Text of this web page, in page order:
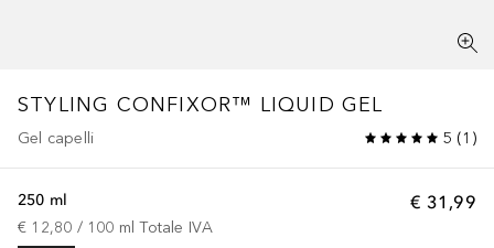
STYLING CONFIXOR™ LIQUID GEL
Gel capelli 5 (1 )
€ 31,99
250 ml
€ 12,80 / 100 ml Totale IVA